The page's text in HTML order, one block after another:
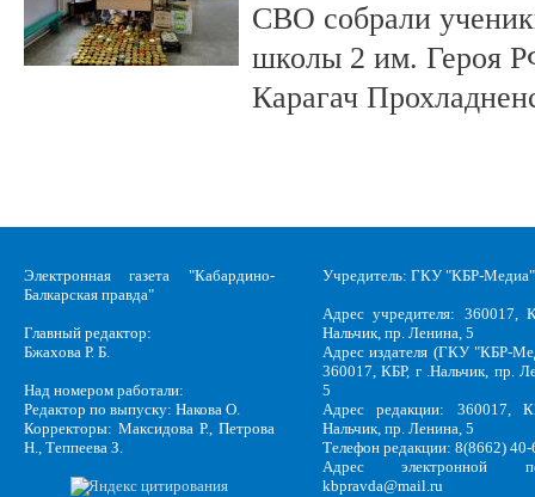
СВО собрали
школы 2 им. Героя
Карагач
Электронная газета "Кабардино-
Балкарская правда"
Главный редактор:
Бжахова Р. Б.
Над номером работали:
Редактор по выпуску: Накова О.
Корректоры: Максидова Р., Петрова
Н., Теппеева З.
Учредитель: ГКУ "КБР-Медиа"
Адрес учредителя: 360017,
Нальчик, пр. Ленина, 5
Адрес издателя (ГКУ "КБР-
360017, КБР, г .Нальчик, пр.
5
Адрес редакции: 360017,
Нальчик, пр. Ленина, 5
Телефон редакции: 8(8662)
Адрес электронной
kbpravda@mail.ru